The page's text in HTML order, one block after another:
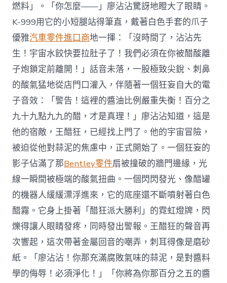
燃料」。「你怎麼——」廖沾沾驚訝地瞪大了眼睛。
K-999用它的小短腿站得筆直，戴著白色手套的爪子
優雅汽車零件進口商地一揮：「沒時間了，沾沾先
生！宇宙水餃快要拉肚子了！我們必須在你被醋酸離
子炮鎖定前離開！」話音未落，一股極致尖銳、刺鼻
的酸氣猛地從店門口灌入，伴隨著一個狂妄自大的電
子音效：「警告！這裡的醬油比例嚴重失衡！百分之
九十九點九九的醋，才是真理！」廖沾沾知道，這是
他的宿敵，王醋狂，已經找上門了。他的宇宙冒險，
被迫從他對蒜泥的焦慮中，正式開始了。一個狂妄的
影子佔滿了那Bentley零件扇被撞破的牆門邊緣，光
線一瞬間被極端的酸氣扭曲。一個閃閃發光、像醋罐
的機器人緩緩漂浮進來，它的底座還不斷噴射著白色
醋霧。它身上掛著「醋狂派大勝利」的霓虹燈牌，閃
爍得讓人眼睛發疼，同時發出警報。王醋狂的聲音再
次響起，這次帶著金屬回音的嘲弄，刺耳得像是磨砂
紙。「廖沾沾！你那充滿腐敗氣味的蒜泥，是對醬料
學的侮辱！必須淨化！」「你將為你那百分之五的醬